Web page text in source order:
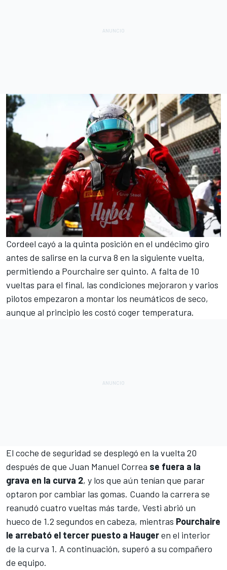
Cordeel cayó a la quinta posición en el undécimo giro
antes de salirse en la curva 8 en la siguiente vuelta,
permitiendo a Pourchaire ser quinto. A falta de 10
vueltas para el final, las condiciones mejoraron y varios
pilotos empezaron a montar los neumáticos de seco,
aunque al principio les costó coger temperatura.
El coche de seguridad se desplegó en la vuelta 20
después de que Juan Manuel Correa se fuera a la
grava en la curva 2, y los que aún tenían que parar
optaron por cambiar las gomas. Cuando la carrera se
reanudó cuatro vueltas más tarde, Vesti abrió un
hueco de 1.2 segundos en cabeza, mientras Pourchaire
le arrebató el tercer puesto a Haugeren el interior
de la curva 1. A continuación, superó a su compañero
de equipo.